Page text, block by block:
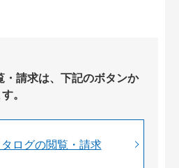
請求は、下記のボタンか
。
ログの閲覧・請求